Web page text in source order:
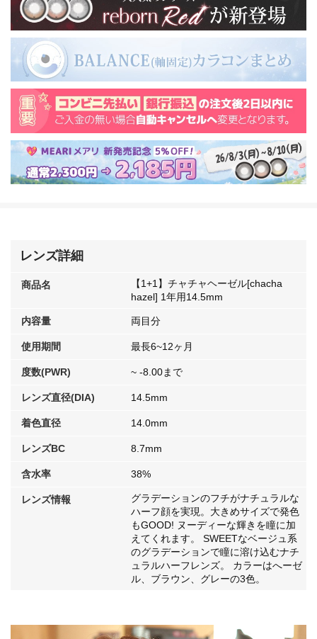
レンズ詳細
商品名
【1+1】チャチャヘーゼル[chacha
hazel] 1年用14.5mm
内容量 両目分
使用期間 最長6~12ヶ月
度数(PWR) ~ -8.00まで
レンズ直径(DIA) 14.5mm
着色直径 14.0mm
レンズBC 8.7mm
含水率 38%
レンズ情報
グラデーションのフチがナチュラルな
ハーフ顔を実現。大きめサイズで発色
もGOOD! ヌーディーな輝きを瞳に加
えてくれます。 SWEETなベージュ系
のグラデーションで瞳に溶け込むナチ
ュラルハーフレンズ。 カラーはへーゼ
ル、ブラウン、グレーの3色。